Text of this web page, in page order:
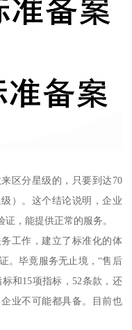
区分星级的，只要到达70
）。这个结论说明，企业
，能提供正常的服务。
工作，建立了标准化的体
。毕竟服务无止境，“售后
和15项指标，52条款，还
业不可能都具备。目前也